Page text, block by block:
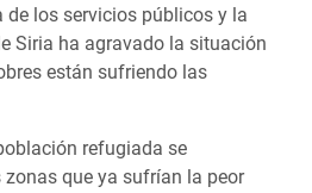
de los servicios públicos y la
Siria ha agravado la situación
están sufriendo las
refugiada se
que ya sufrían la peor